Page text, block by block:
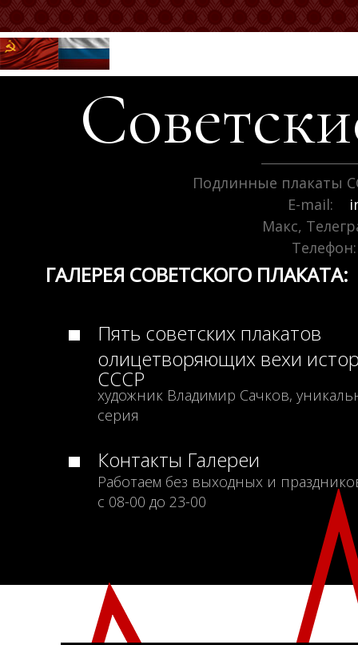
Подлинные плакаты
E-mail:
Макс,
Телефон:
ГАЛЕРЕЯ СОВЕТСКОГО ПЛАКАТА:
Пять советских плакатов
олицетворяющих вехи
СССР
художник Владимир Сачков,
серия
Контакты Галереи
Работаем без выходных и
с 08-00 до 23-00